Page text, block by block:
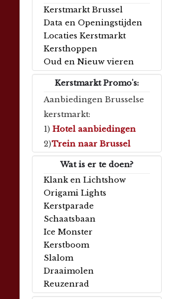
Kerstmarkt Brussel
Data en Openingstijden
Locaties Kerstmarkt
Kersthoppen
Oud en Nieuw vieren
Kerstmarkt Promo's:
Aanbiedingen Brusselse
kerstmarkt:
1) Hotel aanbiedingen
2)Trein naar Brussel
Wat is er te doen?
Klank en Lichtshow
Origami Lights
Kerstparade
Schaatsbaan
Ice Monster
Kerstboom
Slalom
Draaimolen
Reuzenrad